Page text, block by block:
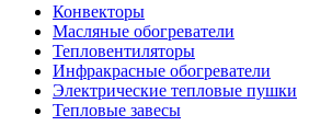
Конвекторы
Масляные обогреватели
Тепловентиляторы
Инфракрасные обогреватели
Электрические тепловые пушки
Тепловые завесы